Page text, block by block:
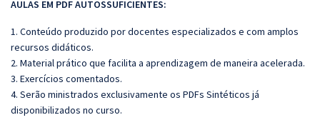
AULAS EM PDF AUTOSSUFICIENTES:
1. Conteúdo produzido por docentes especializados e com amplos
recursos didáticos.
2. Material prático que facilita a aprendizagem de maneira acelerada.
3. Exercícios comentados.
4. Serão ministrados exclusivamente os PDFs Sintéticos já
disponibilizados no curso.